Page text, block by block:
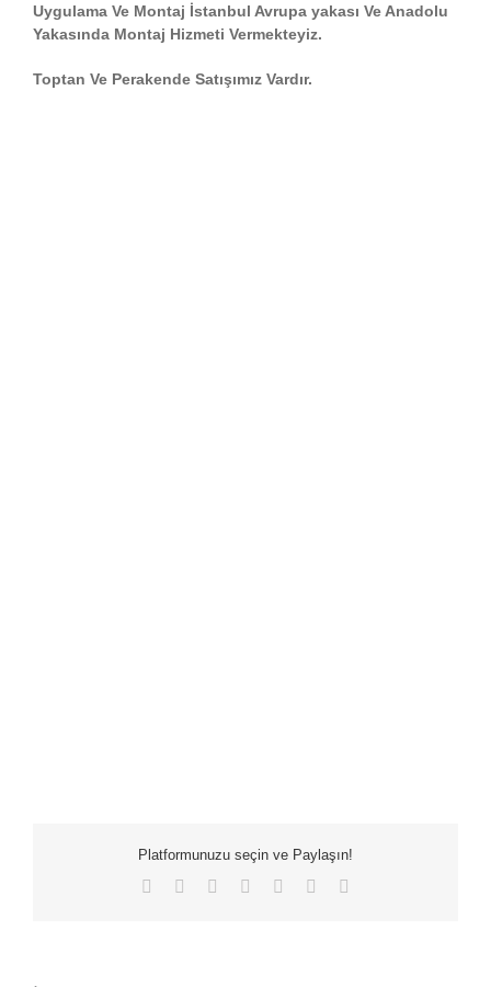
Uygulama Ve Montaj İstanbul Avrupa yakası Ve Anadolu
Yakasında Montaj Hizmeti Vermekteyiz.
Toptan Ve Perakende Satışımız Vardır.
Platformunuzu seçin ve Paylaşın!
Facebook LinkedInWhatsApp
TumblrPinterest